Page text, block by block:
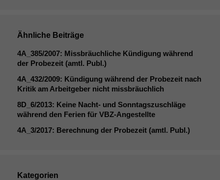
Ähnliche Beiträge
4A_385/2007: Missbräuchliche Kündigung während
der Probezeit (amtl. Publ.)
4A_432/2009: Kündigung während der Probezeit nach
Kritik am Arbeitgeber nicht missbräuchlich
8D_6/2013: Keine Nacht- und Sonntagszuschläge
während den Ferien für VBZ-Angestellte
4A_3/2017: Berechnung der Probezeit (amtl. Publ.)
Kategorien
Funktionen auf
dieser Website
sind optional.
Wenn Sie
deaktivieren,